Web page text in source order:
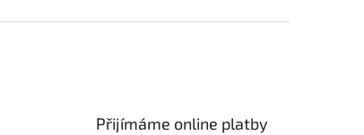
Přijímáme online platby